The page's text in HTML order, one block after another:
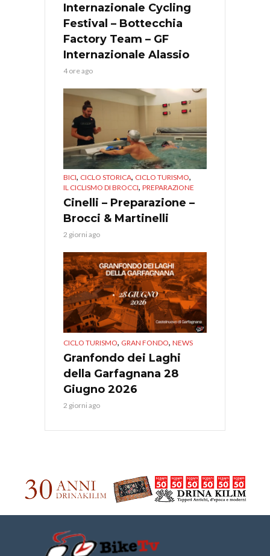
Internazionale Cycling
Festival – Bottecchia
Factory Team – GF
Internazionale Alassio
4 ore ago
BICI, CICLO STORICA, CICLO TURISMO,
IL CICLISMO DI BROCCI, PREPARAZIONE
Cinelli – Preparazione –
Brocci & Martinelli
2 giorni ago
CICLO TURISMO, GRAN FONDO, NEWS
Granfondo dei Laghi
della Garfagnana 28
Giugno 2026
2 giorni ago